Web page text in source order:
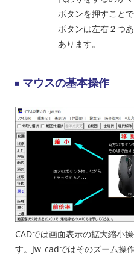
ボタンを押すこと
ボタンは左右２つ
あります。
マウスの基本操作
CADでは画面表示の拡大縮小
す。Jw_cadではそのズーム操